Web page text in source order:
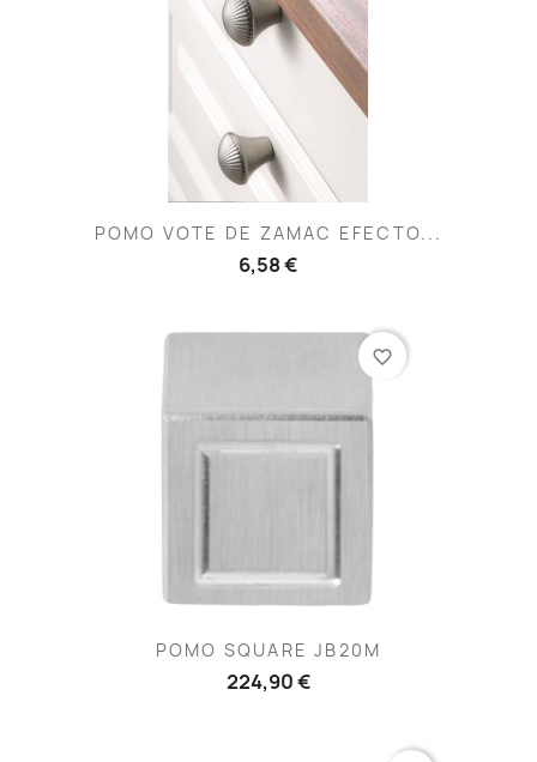
POMO VOTE DE ZAMAC EFECTO...
6,58 €
POMO SQUARE JB20M
224,90 €
favorite_border